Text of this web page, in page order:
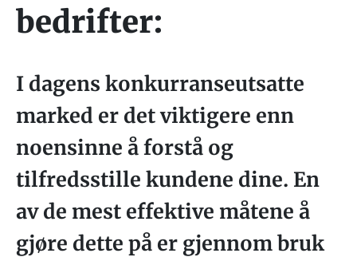
bedrifter:
I dagens konkurranseutsatte
marked er det viktigere enn
noensinne å forstå og
tilfredsstille kundene dine. En
av de mest effektive måtene å
gjøre dette på er gjennom bruk